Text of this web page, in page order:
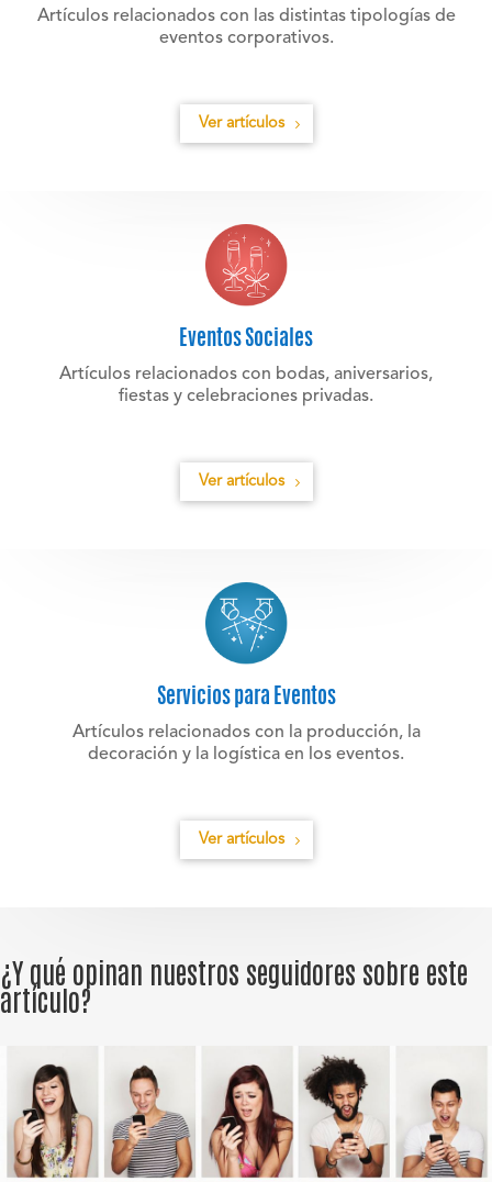
Artículos relacionados con las distintas tipologías de
eventos corporativos.
Ver artículos
Eventos Sociales
Artículos relacionados con bodas, aniversarios,
fiestas y celebraciones privadas.
Ver artículos
Servicios para Eventos
Artículos relacionados con la producción, la
decoración y la logística en los eventos.
Ver artículos
¿Y qué opinan nuestros seguidores sobre este
artículo?